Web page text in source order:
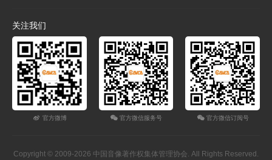
关注我们
官方微博 官方微信服务号 官方微信订阅号
Copyright © 2009-2026 中国音像著作权集体管理协会. All Rights Reserved.